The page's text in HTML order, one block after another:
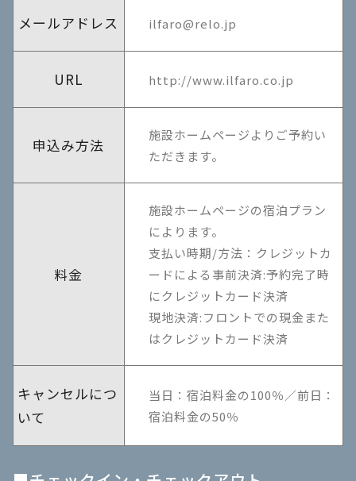
メールアドレス ilfaro@relo.jp
URL http://www.ilfaro.co.jp
申込み方法
施設ホームページよりご予約い
ただきます。
料金
施設ホームページの宿泊プラン
によります。
支払い時期/方法：クレジットカ
ードによる事前決済:予約完了時
にクレジットカード決済
現地決済:フロントでの現金また
はクレジットカード決済
キャンセルにつ
いて
当日：宿泊料金の100％／前日：
宿泊料金の50％